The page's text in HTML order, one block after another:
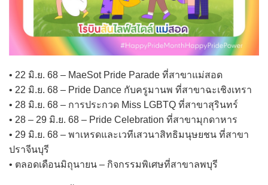
• 22 มิ.ย. 68 – MaeSot Pride Parade ที่สาขาแม่สอด
• 22 มิ.ย. 68 – Pride Dance กับครูมานพ ที่สาขาฉะเชิงเทรา
• 28 มิ.ย. 68 – การประกวด Miss LGBTQ ที่สาขาสุรินทร์
• 28 – 29 มิ.ย. 68 – Pride Celebration ที่สาขามุกดาหาร
• 29 มิ.ย. 68 – พาเหรดและเวทีเสวนาสิทธิมนุษยชน ที่สาขา
ปราจีนบุรี
• ตลอดเดือนมิถุนายน – กิจกรรมพิเศษที่สาขาลพบุรี